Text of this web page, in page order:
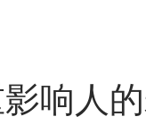
影响人